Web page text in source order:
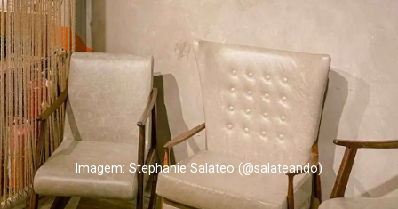
Imagem: Stephanie Salateo (@salateando)